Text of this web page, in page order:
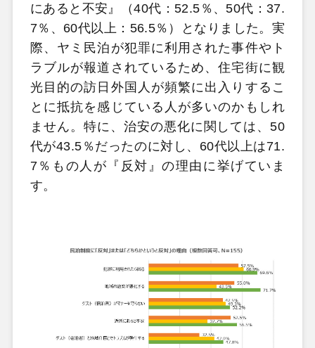
にあると不安』（40代：52.5％、50代：37.
7％、60代以上：56.5％）となりました。実
際、ヤミ民泊が犯罪に利用された事件やト
ラブルが報道されているため、住宅街に観
光目的の訪日外国人が頻繁に出入りするこ
とに抵抗を感じている人が多いのかもしれ
ません。特に、治安の悪化に関しては、50
代が43.5％だったのに対し、60代以上は71.
7％もの人が『反対』の理由に挙げていま
す。